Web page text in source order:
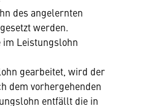
des angelernten
werden.
im Leistungslohn
gearbeitet, wird der
dem vorhergehenden
entfällt die in